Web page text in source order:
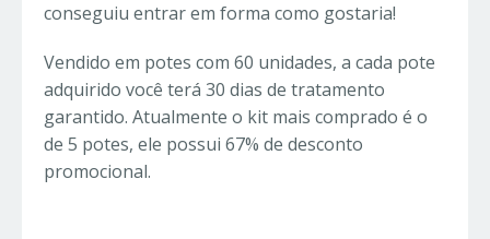
conseguiu entrar em forma como gostaria!
Vendido em potes com 60 unidades, a cada pote
adquirido você terá 30 dias de tratamento
garantido. Atualmente o kit mais comprado é o
de 5 potes, ele possui 67% de desconto
promocional.